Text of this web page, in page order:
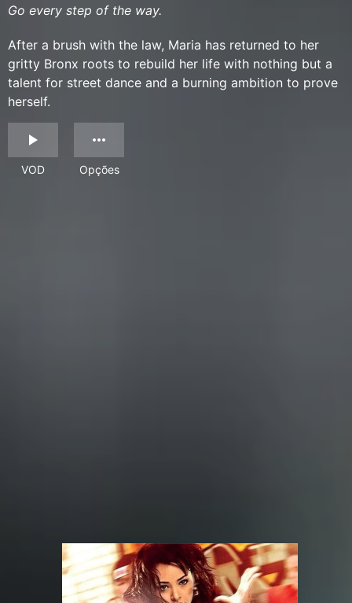
Go every step of the way.
After a brush with the law, Maria has returned to her
gritty Bronx roots to rebuild her life with nothing but a
talent for street dance and a burning ambition to prove
herself.
VOD Opções